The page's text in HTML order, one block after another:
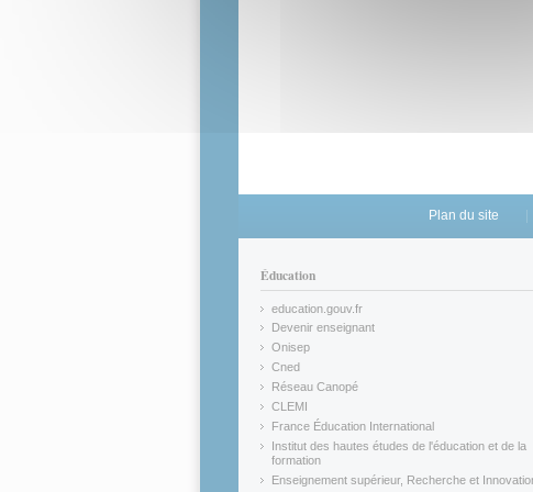
Plan du site
Éducation
education.gouv.fr
(link is external)
Devenir enseignant
(link is external)
Onisep
(link is external)
Cned
(link is external)
Réseau Canopé
(link is external)
CLEMI
(link is external)
France Éducation International
(link is external)
Institut des hautes études de l'éducation et de la
formation
(link is external)
Enseignement supérieur, Recherche et